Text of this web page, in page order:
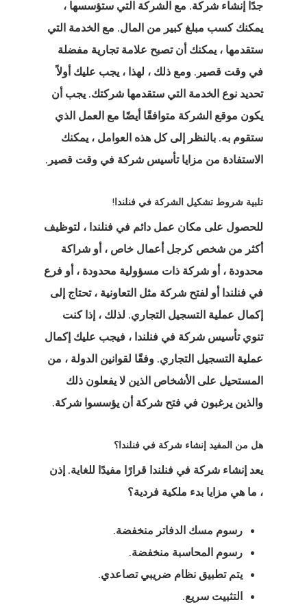
جدًا إنشاء شركة. مع الشركة التي ستؤسسها ،
يمكنك كسب مبلغ كبير من المال. مع الخدمة التي
ستقدمها ، يمكنك أن تصبح علامة تجارية مفضلة
في وقت قصير. ومع ذلك ، لهذا ، يجب عليك أولاً
تحديد نوع الخدمة التي ستقدمها شركتك. يجب أن
يكون موقع الشركة متوافقًا أيضًا مع العمل الذي
ستقوم به. بالنظر إلى كل هذه العوامل ، يمكنك
الاستفادة من مزايا تأسيس شركة في وقت قصير.
تلبية شروط تشكيل الشركة في فنلندا!
للحصول على مكان عمل دائم في فنلندا ، لتوظيف
أكثر من شخص كرجل أعمال خاص ، أو شراكة
محدودة ، أو شركة ذات مسؤولية محدودة ، أو فرع
في فنلندا أو لفتح شركة مثل التعاونية ، تحتاج إلى
إكمال عملية التسجيل التجاري. لذلك ، إذا كنت
تنوي تأسيس شركة في فنلندا ، فيجب عليك إكمال
عملية التسجيل التجاري. وفقًا لقوانين الدولة ، من
المستحيل على الأشخاص الذين لا يفعلون ذلك
والذين يرغبون في فتح شركة أن يؤسسوا شركة.
هل من المفيد إنشاء شركة في فنلندا؟
يعد إنشاء شركة في فنلندا قرارًا مفيدًا للغاية. إذن
، ما هي مزايا بدء ملكية فردية؟
رسوم مسك الدفاتر منخفضة.
رسوم المحاسبة منخفضة.
يتم تطبيق نظام ضريبي تصاعدي.
التثبيت سريع.
تأشيرة بدء
في لاتفيا
العميل
المملكة
للمبتكرين
الناشئة
الإقامة
للاتحاد
– برامج
بدء التشغيل
الإقامة مع
اليونان –
الذهبية
الاستشارات
الوكالة
البيانات